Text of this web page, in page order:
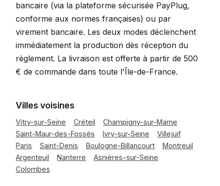
bancaire (via la plateforme sécurisée PayPlug,
conforme aux normes françaises) ou par
virement bancaire. Les deux modes déclenchent
immédiatement la production dès réception du
règlement. La livraison est offerte à partir de 500
€ de commande dans toute l'Île-de-France.
Villes voisines
Vitry-sur-Seine Créteil
Champigny-sur-Marne
Saint-Maur-des-Fossés
Ivry-sur-Seine
Villejuif
Paris
Saint-Denis Boulogne-Billancourt
Montreuil
Argenteuil
Nanterre
Asnières-sur-Seine
Colombes